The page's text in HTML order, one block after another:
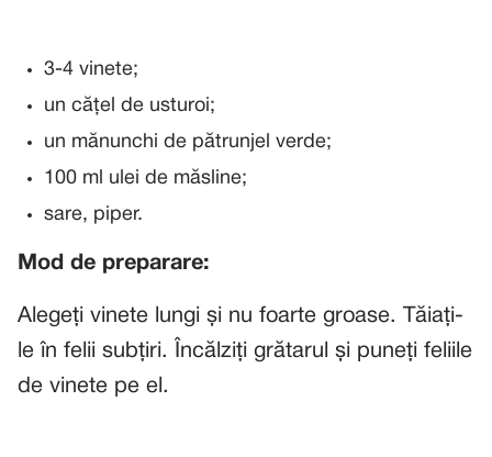
3-4 vinete;
un cățel de usturoi;
un mănunchi de pătrunjel verde;
100 ml ulei de măsline;
sare, piper.
Mod de preparare:
Alegeți vinete lungi și nu foarte groase. Tăiați-
le în felii subțiri. Încălziți grătarul și puneți feliile
de vinete pe el.